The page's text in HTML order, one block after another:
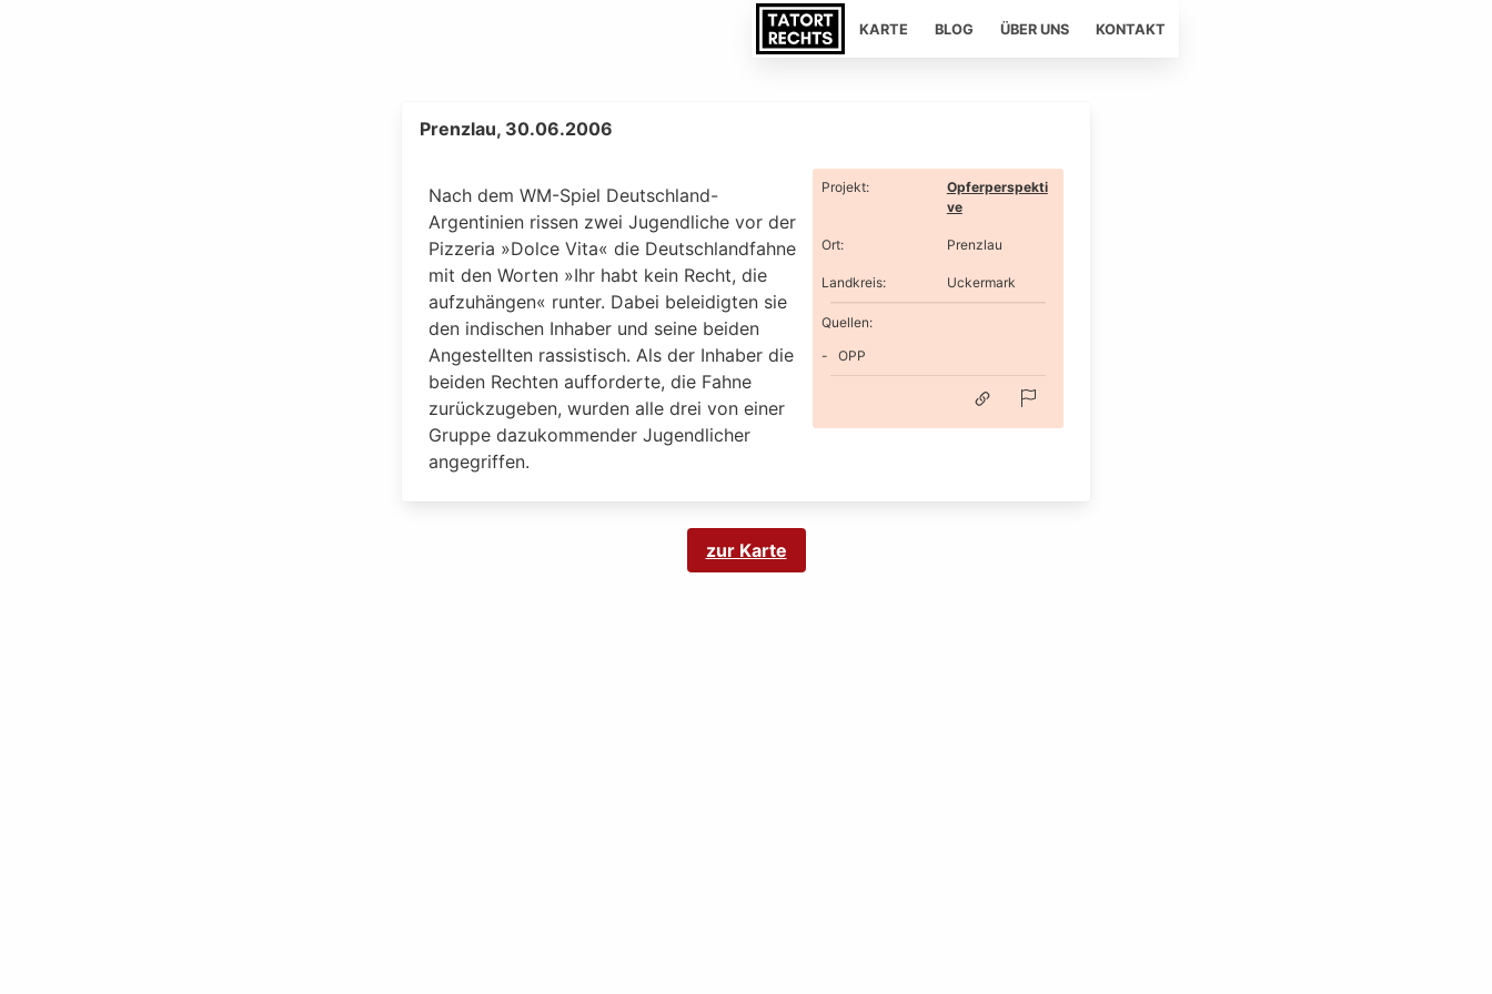
KARTE BLOG ÜBER UNS KONTAKT
Prenzlau, 30.06.2006
Nach dem WM-Spiel Deutschland-
Argentinien rissen zwei Jugendliche vor der
Pizzeria »Dolce Vita« die Deutschlandfahne
mit den Worten »Ihr habt kein Recht, die
aufzuhängen« runter. Dabei beleidigten sie
den indischen Inhaber und seine beiden
Angestellten rassistisch. Als der Inhaber die
beiden Rechten aufforderte, die Fahne
zurückzugeben, wurden alle drei von einer
Gruppe dazukommender Jugendlicher
angegriffen.
Projekt:
Opferperspekti
ve
Ort: Prenzlau
Landkreis: Uckermark
Quellen:
OPP
zur Karte